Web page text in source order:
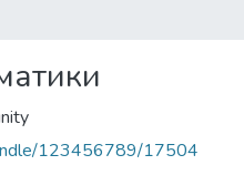
123456789/17504